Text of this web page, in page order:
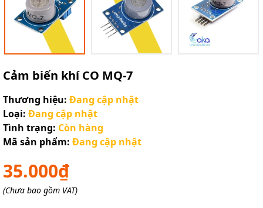
Cảm biến khí CO MQ-7
Thương hiệu: Đang cập nhật
Loại: Đang cập nhật
Tình trạng: Còn hàng
Mã sản phẩm: Đang cập nhật
35.000₫
(Chưa bao gồm VAT)